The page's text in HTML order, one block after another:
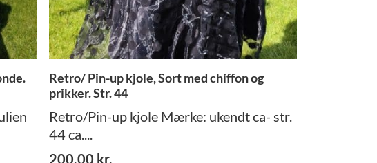
Retro/ Pin-up kjole, Sort med chiffon og
prikker. Str. 44
Retro/Pin-up kjole Mærke: ukendt ca- str.
44 ca....
200,00 kr.